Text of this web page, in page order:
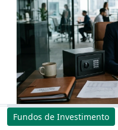
Fundos de Investimento